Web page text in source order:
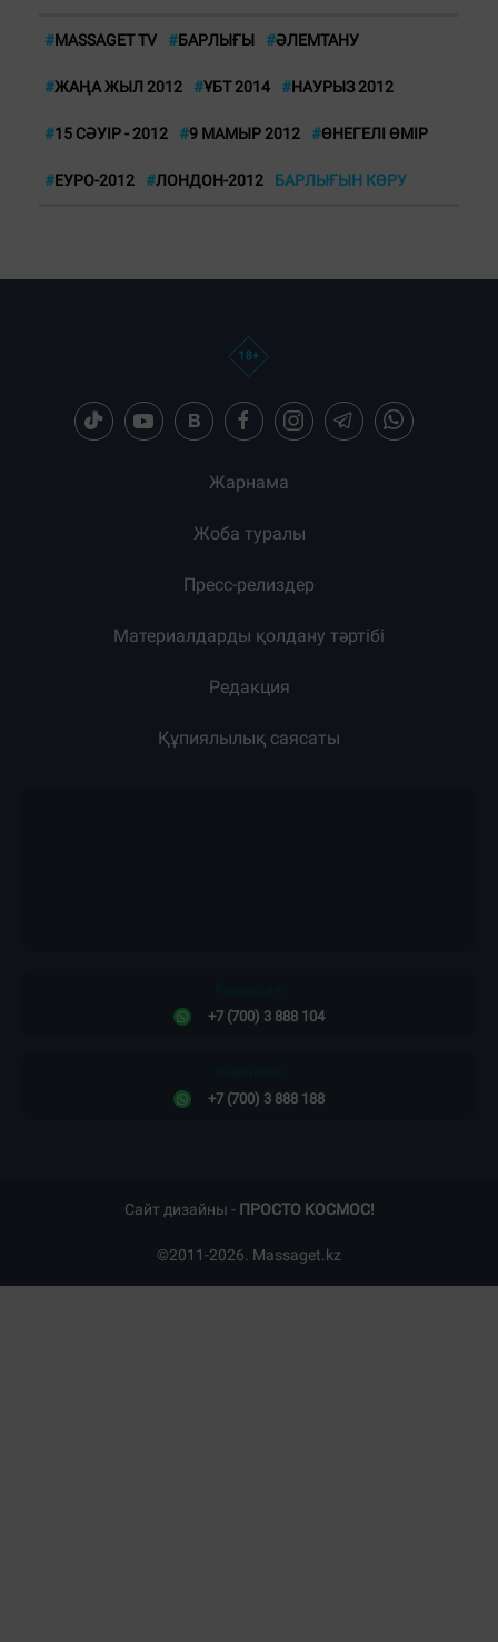
#MASSAGET TV #БАРЛЫҒЫ #ӘЛЕМТАНУ
#ЖАҢА ЖЫЛ 2012 #ҰБТ 2014 #НАУРЫЗ 2012
#15 СӘУІР - 2012 #9 МАМЫР 2012 #ӨНЕГЕЛІ ӨМІР
#ЕУРО-2012 #ЛОНДОН-2012 БАРЛЫҒЫН КӨРУ
Жарнама
Жоба туралы
Пресс-релиздер
Материалдарды қолдану тәртібі
Редакция
Құпиялылық саясаты
+7 (700) 3 888 104
+7 (700) 3 888 188
©2011-2026. Massaget.kz
Сайт дизайны - ПРОСТО КОСМОС!